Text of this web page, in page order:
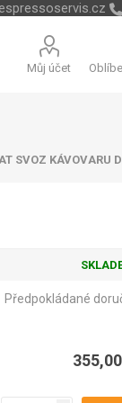
Můj účet
Melitta
SVOZ KÁVOVARU
Předpokládané